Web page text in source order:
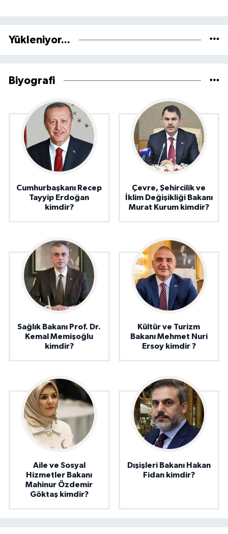
Yükleniyor...
Biyografi
Cumhurbaşkanı Recep
Tayyip Erdoğan
kimdir?
Çevre, Şehircilik ve
İklim Değişikliği Bakanı
Murat Kurum kimdir?
Sağlık Bakanı Prof. Dr.
Kemal Memişoğlu
kimdir?
Kültür ve Turizm
Bakanı Mehmet Nuri
Ersoy kimdir ?
Aile ve Sosyal
Hizmetler Bakanı
Mahinur Özdemir
Göktaş kimdir?
Dışişleri Bakanı Hakan
Fidan kimdir?